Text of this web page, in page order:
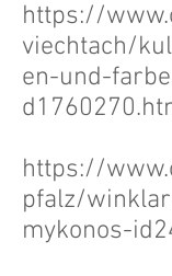
https://
viechtach/
en-und-
https://
pfalz/
mykonos-